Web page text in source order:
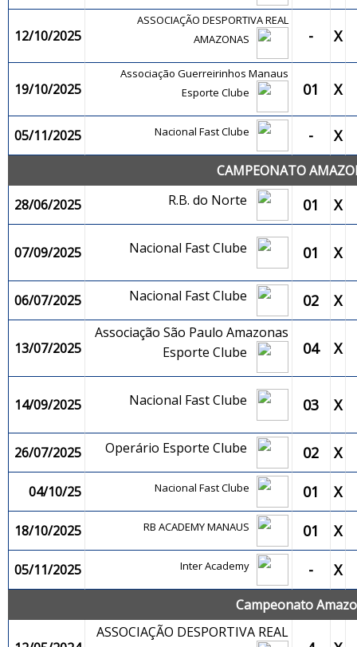
12/10/2025
ASSOCIAÇÃO DESPORTIVA REAL
AMAZONAS
- X
19/10/2025
Associação Guerreirinhos Manaus
Esporte Clube
01 X
05/11/2025 Nacional Fast Clube - X
CAMPEONATO
28/06/2025
R.B. do Norte 01 X
07/09/2025 Nacional Fast Clube 01 X
06/07/2025 Nacional Fast Clube 02 X
13/07/2025
Associação São Paulo Amazonas
Esporte Clube
04 X
14/09/2025 Nacional Fast Clube 03 X
26/07/2025 Operário Esporte Clube 02 X
04/10/25 Nacional Fast Clube 01 X
18/10/2025 RB ACADEMY MANAUS 01 X
05/11/2025 Inter Academy - X
Campeonato
ASSOCIAÇÃO DESPORTIVA REAL